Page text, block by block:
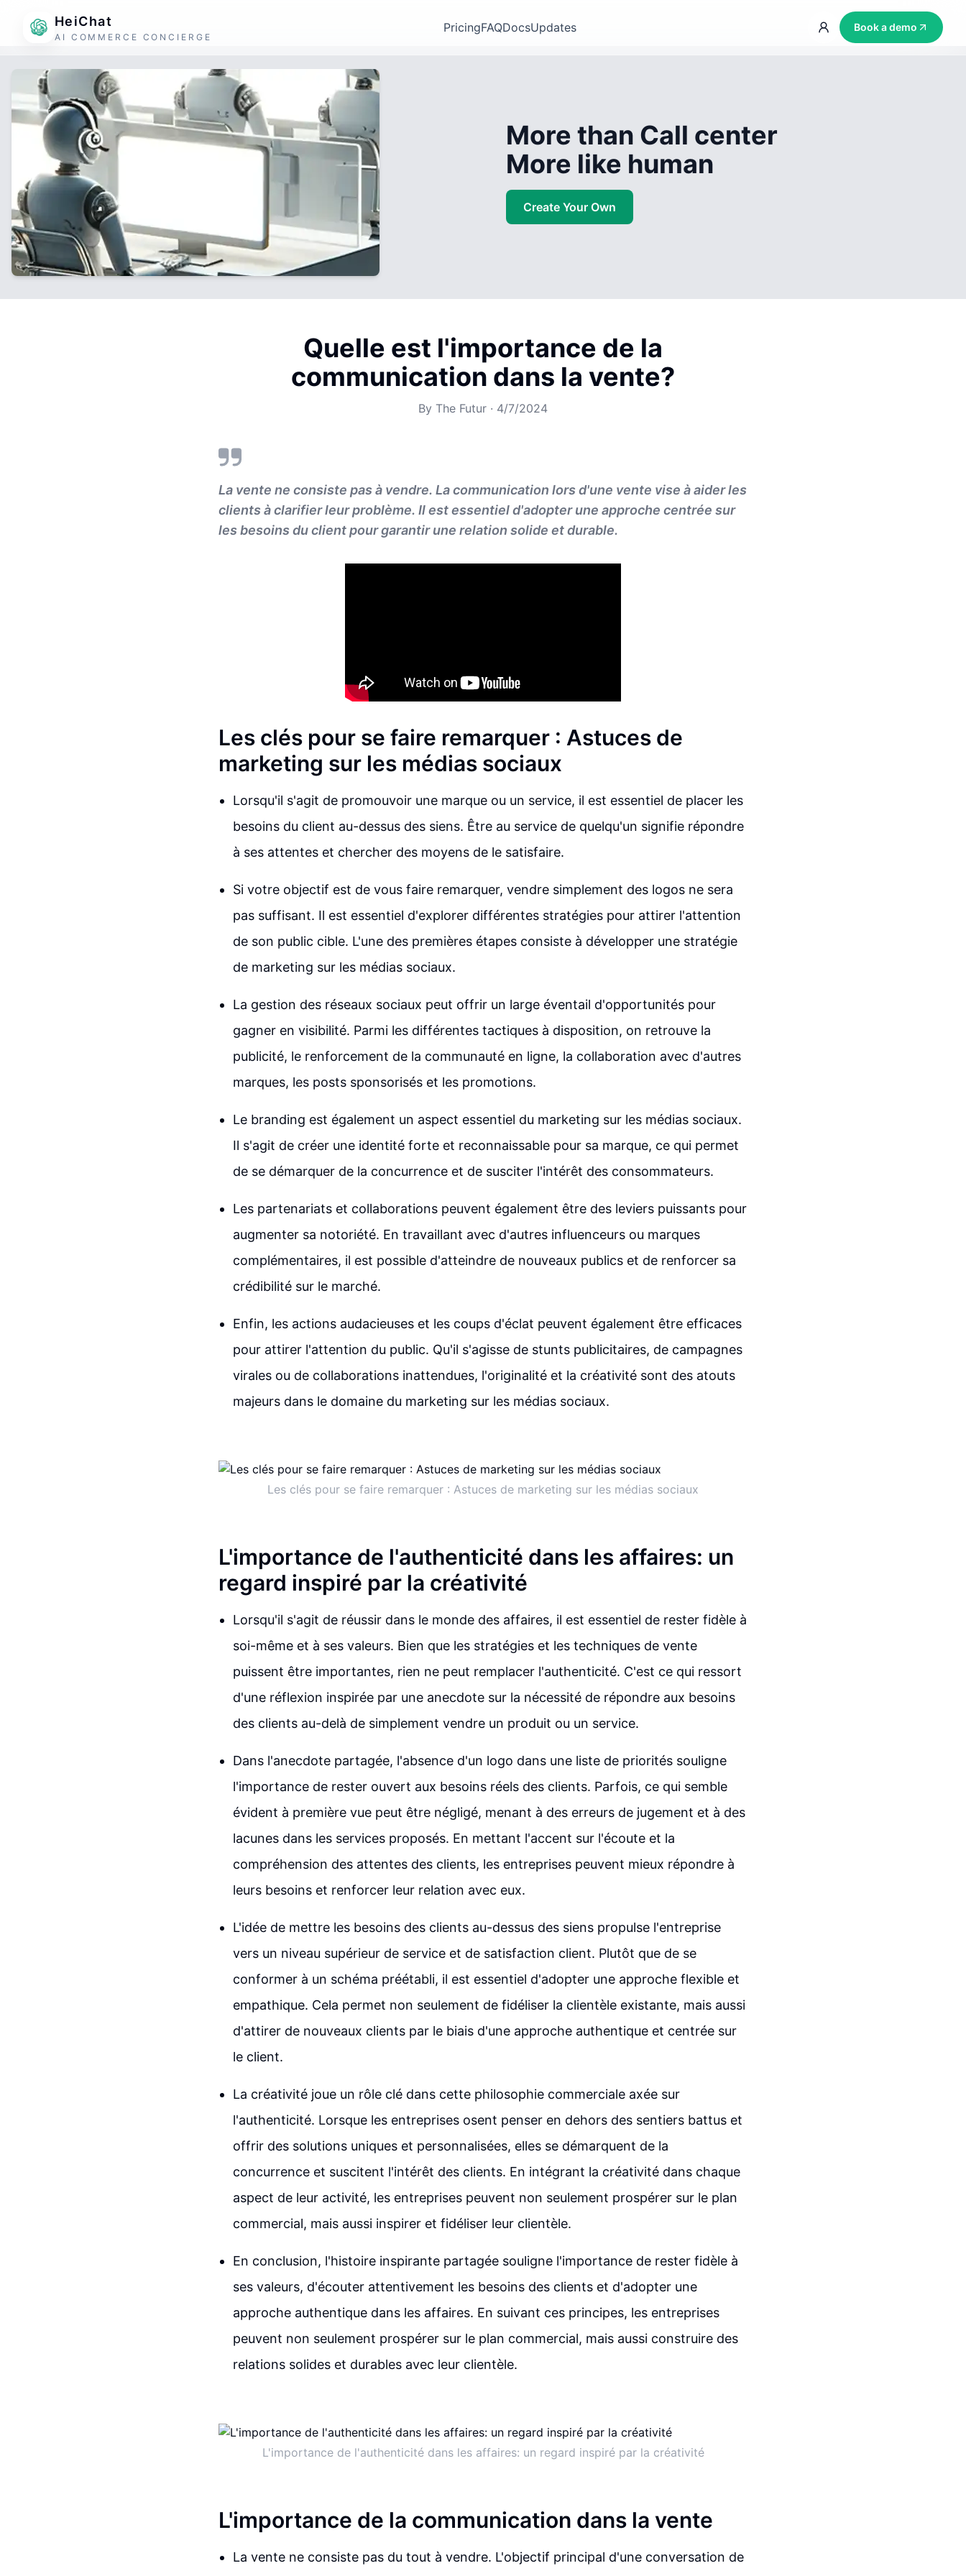
HeiChat
AI COMMERCE CONCIERGE
PricingFAQDocsUpdates Book a demo
More than Call center
More like human
Create Your Own
Quelle est l'importance de la
communication dans la vente?
By The Futur · 4/7/2024
La vente ne consiste pas à vendre. La communication lors d'une vente vise à aider les
clients à clarifier leur problème. Il est essentiel d'adopter une approche centrée sur
les besoins du client pour garantir une relation solide et durable.
Les clés pour se faire remarquer : Astuces de
marketing sur les médias sociaux
Lorsqu'il s'agit de promouvoir une marque ou un service, il est essentiel de placer les
besoins du client au-dessus des siens. Être au service de quelqu'un signifie répondre
à ses attentes et chercher des moyens de le satisfaire.
Si votre objectif est de vous faire remarquer, vendre simplement des logos ne sera
pas suffisant. Il est essentiel d'explorer différentes stratégies pour attirer l'attention
de son public cible. L'une des premières étapes consiste à développer une stratégie
de marketing sur les médias sociaux.
La gestion des réseaux sociaux peut offrir un large éventail d'opportunités pour
gagner en visibilité. Parmi les différentes tactiques à disposition, on retrouve la
publicité, le renforcement de la communauté en ligne, la collaboration avec d'autres
marques, les posts sponsorisés et les promotions.
Le branding est également un aspect essentiel du marketing sur les médias sociaux.
Il s'agit de créer une identité forte et reconnaissable pour sa marque, ce qui permet
de se démarquer de la concurrence et de susciter l'intérêt des consommateurs.
Les partenariats et collaborations peuvent également être des leviers puissants pour
augmenter sa notoriété. En travaillant avec d'autres influenceurs ou marques
complémentaires, il est possible d'atteindre de nouveaux publics et de renforcer sa
crédibilité sur le marché.
Enfin, les actions audacieuses et les coups d'éclat peuvent également être efficaces
pour attirer l'attention du public. Qu'il s'agisse de stunts publicitaires, de campagnes
virales ou de collaborations inattendues, l'originalité et la créativité sont des atouts
majeurs dans le domaine du marketing sur les médias sociaux.
Les clés pour se faire remarquer : Astuces de marketing sur les médias sociaux
L'importance de l'authenticité dans les affaires: un
regard inspiré par la créativité
Lorsqu'il s'agit de réussir dans le monde des affaires, il est essentiel de rester fidèle à
soi-même et à ses valeurs. Bien que les stratégies et les techniques de vente
puissent être importantes, rien ne peut remplacer l'authenticité. C'est ce qui ressort
d'une réflexion inspirée par une anecdote sur la nécessité de répondre aux besoins
des clients au-delà de simplement vendre un produit ou un service.
Dans l'anecdote partagée, l'absence d'un logo dans une liste de priorités souligne
l'importance de rester ouvert aux besoins réels des clients. Parfois, ce qui semble
évident à première vue peut être négligé, menant à des erreurs de jugement et à des
lacunes dans les services proposés. En mettant l'accent sur l'écoute et la
compréhension des attentes des clients, les entreprises peuvent mieux répondre à
leurs besoins et renforcer leur relation avec eux.
L'idée de mettre les besoins des clients au-dessus des siens propulse l'entreprise
vers un niveau supérieur de service et de satisfaction client. Plutôt que de se
conformer à un schéma préétabli, il est essentiel d'adopter une approche flexible et
empathique. Cela permet non seulement de fidéliser la clientèle existante, mais aussi
d'attirer de nouveaux clients par le biais d'une approche authentique et centrée sur
le client.
La créativité joue un rôle clé dans cette philosophie commerciale axée sur
l'authenticité. Lorsque les entreprises osent penser en dehors des sentiers battus et
offrir des solutions uniques et personnalisées, elles se démarquent de la
concurrence et suscitent l'intérêt des clients. En intégrant la créativité dans chaque
aspect de leur activité, les entreprises peuvent non seulement prospérer sur le plan
commercial, mais aussi inspirer et fidéliser leur clientèle.
En conclusion, l'histoire inspirante partagée souligne l'importance de rester fidèle à
ses valeurs, d'écouter attentivement les besoins des clients et d'adopter une
approche authentique dans les affaires. En suivant ces principes, les entreprises
peuvent non seulement prospérer sur le plan commercial, mais aussi construire des
relations solides et durables avec leur clientèle.
L'importance de l'authenticité dans les affaires: un regard inspiré par la créativité
L'importance de la communication dans la vente
La vente ne consiste pas du tout à vendre. L'objectif principal d'une conversation de